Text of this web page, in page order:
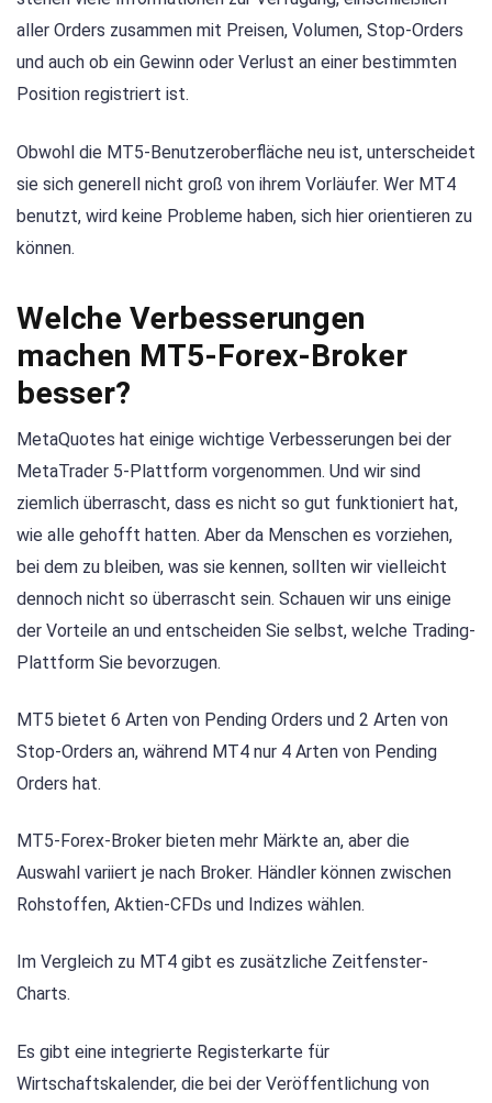
aller Orders zusammen mit Preisen, Volumen, Stop-Orders
und auch ob ein Gewinn oder Verlust an einer bestimmten
Position registriert ist.
Obwohl die MT5-Benutzeroberfläche neu ist, unterscheidet
sie sich generell nicht groß von ihrem Vorläufer. Wer MT4
benutzt, wird keine Probleme haben, sich hier orientieren zu
können.
Welche Verbesserungen
machen MT5-Forex-Broker
besser?
MetaQuotes hat einige wichtige Verbesserungen bei der
MetaTrader 5-Plattform vorgenommen. Und wir sind
ziemlich überrascht, dass es nicht so gut funktioniert hat,
wie alle gehofft hatten. Aber da Menschen es vorziehen,
bei dem zu bleiben, was sie kennen, sollten wir vielleicht
dennoch nicht so überrascht sein. Schauen wir uns einige
der Vorteile an und entscheiden Sie selbst, welche Trading-
Plattform Sie bevorzugen.
MT5 bietet 6 Arten von Pending Orders und 2 Arten von
Stop-Orders an, während MT4 nur 4 Arten von Pending
Orders hat.
MT5-Forex-Broker bieten mehr Märkte an, aber die
Auswahl variiert je nach Broker. Händler können zwischen
Rohstoffen, Aktien-CFDs und Indizes wählen.
Im Vergleich zu MT4 gibt es zusätzliche Zeitfenster-
Charts.
Es gibt eine integrierte Registerkarte für
Wirtschaftskalender, die bei der Veröffentlichung von